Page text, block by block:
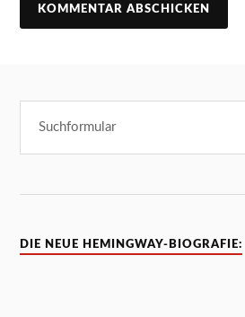
DIE NEUE HEMINGWAY-BIOGRAFIE: